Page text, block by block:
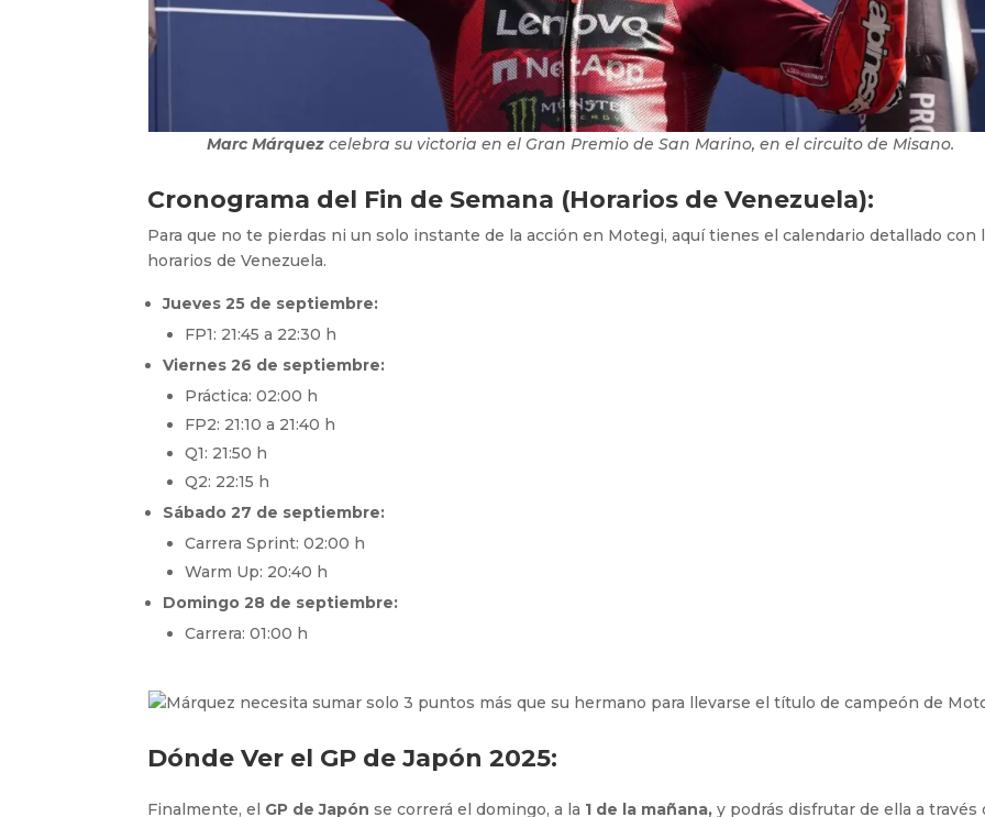
Marc Márquez celebra su victoria en el Gran Premio de San Marino, en el circuito de Misano.
Cronograma del Fin de Semana (Horarios de Venezuela):
Para que no te pierdas ni un solo instante de la acción en Motegi, aquí tienes el calendario detallado con
horarios de Venezuela.
Jueves 25 de septiembre:
FP1: 21:45 a 22:30 h
Viernes 26 de septiembre:
Práctica: 02:00 h
FP2: 21:10 a 21:40 h
Q1: 21:50 h
Q2: 22:15 h
Sábado 27 de septiembre:
Carrera Sprint: 02:00 h
Warm Up: 20:40 h
Domingo 28 de septiembre:
Carrera: 01:00 h
Dónde Ver el GP de Japón 2025:
Finalmente, el GP de Japón se correrá el domingo, a la 1 de la mañana, y podrás disfrutar de ella a través